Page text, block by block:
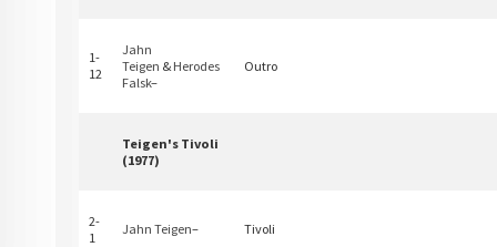
1-
12
Jahn
Teigen & Herodes
Falsk–
Outro
Teigen's Tivoli
(1977)
2-
1
Jahn Teigen– Tivoli